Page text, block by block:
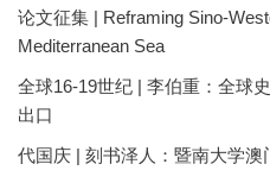
论文征集 | Reframing Sino-
Mediterranean Sea
全球16-19世纪 | 李伯重：全球
出口
代国庆 | 刻书泽人：暨南大学澳